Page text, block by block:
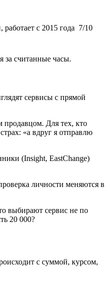
с 2015 года 7/10
за считанные часы.
сервисы с прямой
продавцом. Для тех, кто
«а вдруг я отправлю
(Insight, EastChange)
личности меняются в
выбирают сервис не по
20 000?
с суммой, курсом,